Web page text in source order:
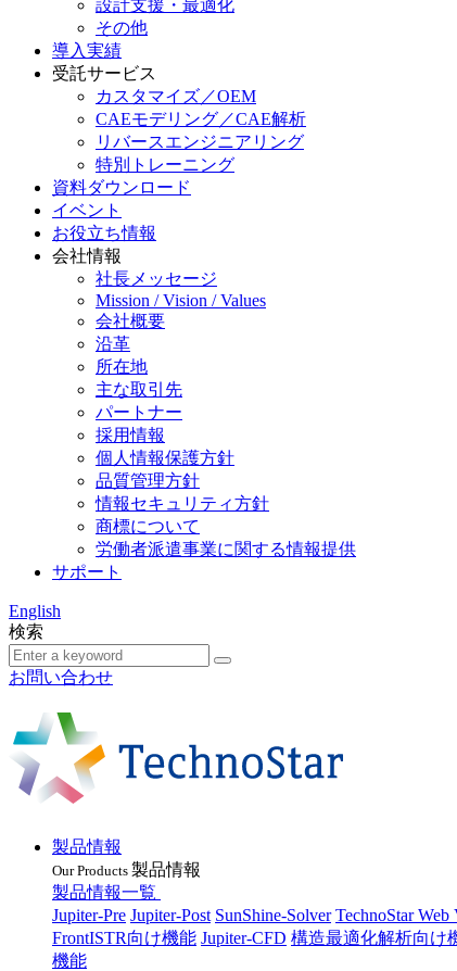
設計支援・最適化
その他
導入実績
受託サービス
カスタマイズ／OEM
CAEモデリング／CAE解析
リバースエンジニアリング
特別トレーニング
資料ダウンロード
イベント
お役立ち情報
会社情報
社長メッセージ
Mission / Vision / Values
会社概要
沿革
所在地
主な取引先
パートナー
採用情報
個人情報保護方針
品質管理方針
情報セキュリティ方針
商標について
労働者派遣事業に関する情報提供
サポート
English
検索
お問い合わせ
製品情報
Our Products 製品情報
製品情報一覧
Jupiter-Pre Jupiter-Post SunShine-Solver TechnoStar Web
FrontISTR向け機能 Jupiter-CFD 構造最適化解析向け
機能